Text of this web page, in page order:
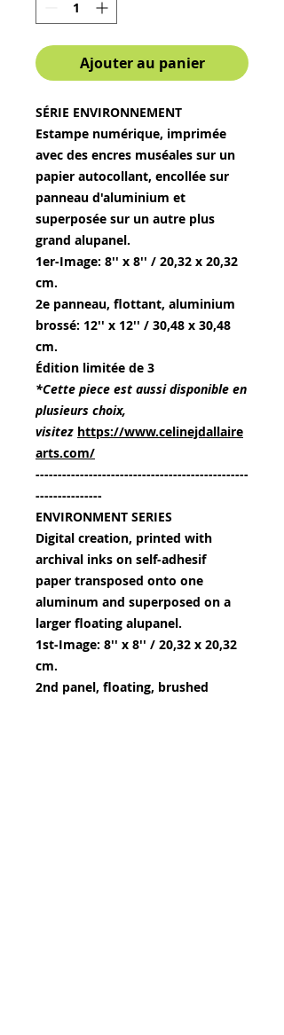
Ajouter au panier
SÉRIE ENVIRONNEMENT
Estampe numérique, imprimée
avec des encres muséales sur un
papier autocollant, encollée sur
panneau d'aluminium et
superposée sur un autre plus
grand alupanel.
1er-Image: 8'' x 8'' / 20,32 x 20,32
cm.
2e panneau, flottant, aluminium
brossé: 12'' x 12'' / 30,48 x 30,48
cm.
Édition limitée de 3
*Cette piece est aussi disponible en
plusieurs choix,
visitez https://www.celinejdallaire
arts.com/
------------------------------------------------
---------------
ENVIRONMENT SERIES
Digital creation, printed with
archival inks on self-adhesif
paper transposed onto one
aluminum and superposed on a
larger floating alupanel.
1st-Image: 8'' x 8'' / 20,32 x 20,32
cm.
2nd panel, floating, brushed